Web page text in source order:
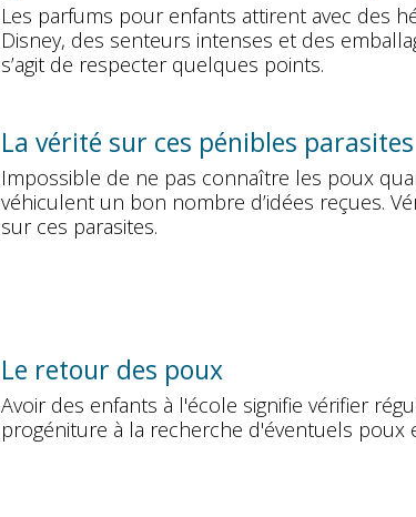
Les parfums pour enfants attirent avec des
Disney, des senteurs intenses et des
s’agit de respecter quelques points.
La vérité sur ces pénibles
Impossible de ne pas connaître les poux
véhiculent un bon nombre d’idées reçues.
sur ces parasites.
Le retour des poux
Avoir des enfants à l'école signifie vérifier
progéniture à la recherche d'éventuels poux